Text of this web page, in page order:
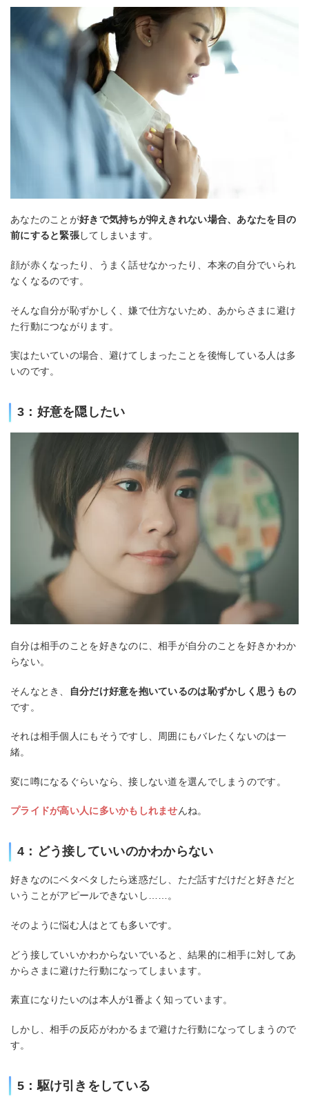
あなたのことが好きで気持ちが抑えきれない場合、あなたを目の
前にすると緊張してしまいます。
顔が赤くなったり、うまく話せなかったり、本来の自分でいられ
なくなるのです。
そんな自分が恥ずかしく、嫌で仕方ないため、あからさまに避け
た行動につながります。
実はたいていの場合、避けてしまったことを後悔している人は多
いのです。
3：好意を隠したい
自分は相手のことを好きなのに、相手が自分のことを好きかわか
らない。
そんなとき、
自分だけ好意を抱いているのは恥ずかしく思うもの
です。
それは相手個人にもそうですし、周囲にもバレたくないのは一
緒。
変に噂になるぐらいなら、接しない道を選んでしまうのです。
プライドが高い人に多いかもしれませんね。
4：どう接していいのかわからない
好きなのにベタベタしたら迷惑だし、ただ話すだけだと好きだと
いうことがアピールできないし……。
そのように悩む人はとても多いです。
どう接していいかわからないでいると、結果的に相手に対してあ
からさまに避けた行動になってしまいます。
素直になりたいのは本人が1番よく知っています。
しかし、相手の反応がわかるまで避けた行動になってしまうので
す。
5：駆け引きをしている